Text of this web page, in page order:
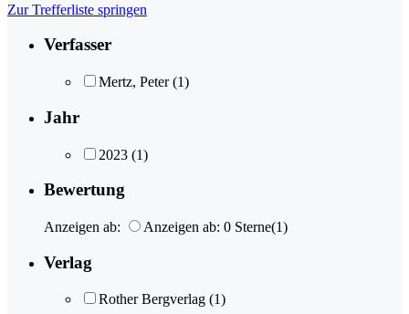
Zur Trefferliste springen
Verfasser
Mertz, Peter (1)
Jahr
2023 (1)
Bewertung
Anzeigen ab: Anzeigen ab: 0 Sterne(1)
Verlag
Rother Bergverlag (1)